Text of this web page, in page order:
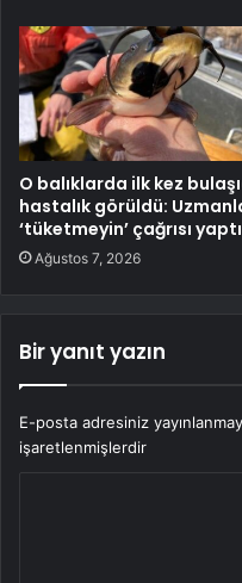
O balıklarda ilk kez
hastalık görüldü:
‘tüketmeyin’ çağrısı yaptı
Ağustos 7, 2026
Bir yanıt yazın
E-posta adresiniz
işaretlenmişlerdir